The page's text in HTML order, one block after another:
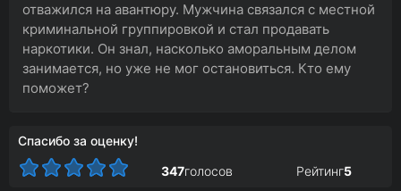
отважился на авантюру. Мужчина связался с местной
криминальной группировкой и стал продавать
наркотики. Он знал, насколько аморальным делом
занимается, но уже не мог остановиться. Кто ему
поможет?
Спасибо за оценку!
347голосов Рейтинг5